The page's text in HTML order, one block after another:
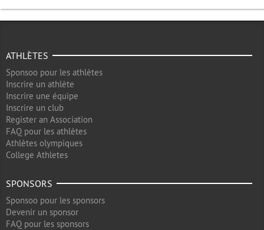
ATHLÈTES
Sponsoo pour les athlètes
Inscrire un athlète
Inscrire une équipe
Inscrire un club
Register an Association
FAQ pour les athlètes
Athlètes olympiques
College Athletes
SPONSORS
Sponsoo pour les sponsors
Devenir un sponsor
FAQ pour les sponsors